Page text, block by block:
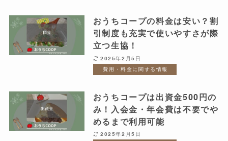
おうちコープの料金は安い？割
引制度も充実で使いやすさが際
立つ生協！
2025年2月5日
費用・料金に関する情報
おうちコープは出資金500円の
み！入会金・年会費は不要でや
めるまで利用可能
2025年2月5日